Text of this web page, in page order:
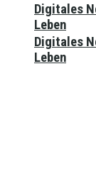
Digitales
Leben
Digitales
Leben